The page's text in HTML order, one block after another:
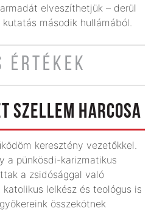
elveszíthetjük – derül
második hullámából.
ÉRTÉKEK
SZELLEM HARCOSA
keresztény vezetőkkel.
a pünkösdi-karizmatikus
a zsidósággal való
lelkész és teológus is
összekötnek